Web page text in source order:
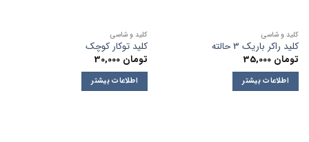
کلید و شاسی
کلید راکر باریک 3 حالته
تومان
اطلاعات بیشتر
کلید و شاسی
کلید توکار کوچک
تومان
اطلاعات بیشتر